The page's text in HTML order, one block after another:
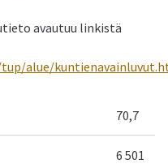
avautuu linkistä
alue/
70,7
6 501